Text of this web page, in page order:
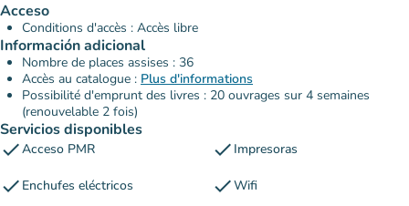
Acceso
Conditions d'accès : Accès libre
Información adicional
Nombre de places assises : 36
Accès au catalogue : Plus d'informations
Possibilité d'emprunt des livres : 20 ouvrages sur 4 semaines
(renouvelable 2 fois)
Servicios disponibles
checkAcceso PMR check Impresoras
check Enchufes eléctricos checkWifi